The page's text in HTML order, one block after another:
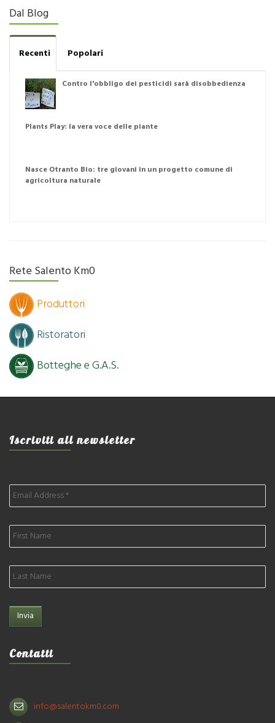
Dal Blog
Recenti Popolari
Contro l'obbligo dei pesticidi sarà disobbedienza
Plants Play: la vera voce delle piante
Nasce Otranto Bio: tre giovani in un progetto comune di
agricoltura naturale
Rete Salento Km0
Produttori
Ristoratori
Botteghe e G.A.S.
Iscriviti all newsletter
Contatti
info@salentokm0.com